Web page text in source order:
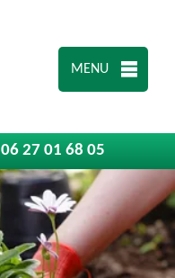
MENU
06 27 01 68 05